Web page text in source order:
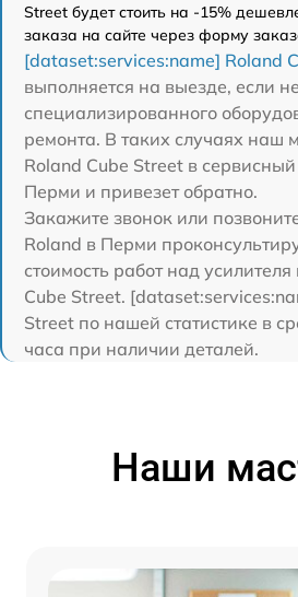
Street будет стоить на -15%
заказа на сайте через форму
[dataset:services:name] Roland
выполняется на выезде, если
специализированного
ремонта. В таких случаях наш
Roland Cube Street в
Перми и привезет обратно.
Закажите звонок или
Roland в Перми
стоимость работ над
Cube Street.
Street по нашей статистике в
часа при наличии деталей.
Наши